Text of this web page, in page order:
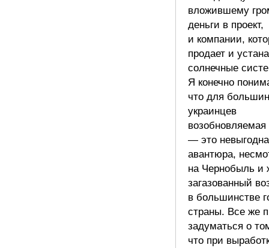
вложившему
деньги в проект,
и компании,
продает и
солнечные
Я конечно
что для
украинцев
возобновляемая
— это
авантюра,
на Чернобыль и
загазованный
в большинстве
страны. Все же
задуматься о
что при